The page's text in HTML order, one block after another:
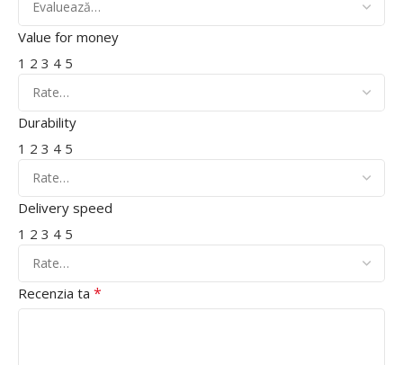
Value for money
1 2 3 4 5
Durability
1 2 3 4 5
Delivery speed
1 2 3 4 5
Recenzia ta *